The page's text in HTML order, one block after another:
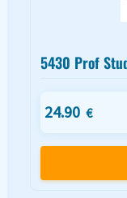
5430 Prof
24.90 €